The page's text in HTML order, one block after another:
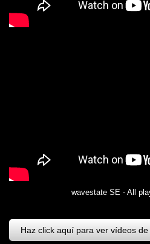
wavestate SE - All
Haz click aquí para ver vídeos